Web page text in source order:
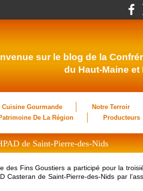
sur le blog de la
du Haut-Maine et
Cuisine Gourmande
Notre Terroir
De La Région Producteurs
de Saint-Pierre-des-Nids
des Fins Goustiers a participé pour la
Casteran de Saint-Pierre-des-Nids par